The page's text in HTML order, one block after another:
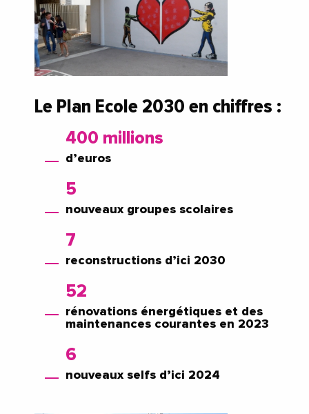
Le Plan Ecole 2030 en chiffres :
400 millions
d’euros
5
nouveaux groupes scolaires
7
reconstructions d’ici 2030
52
rénovations énergétiques et des
maintenances courantes en 2023
6
nouveaux selfs d’ici 2024